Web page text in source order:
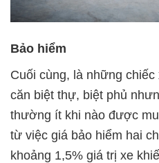
Bảo hiểm
Cuối cùng, là những
căn biệt thự, biệt phủ
thường ít khi nào được
từ việc giá bảo hiểm hai
khoảng 1,5% giá trị xe